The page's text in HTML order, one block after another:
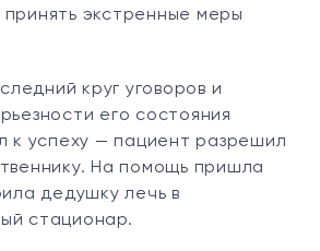
экстренные меры
круг уговоров и
его состояния
к успеху — пациент разрешил
На помощь пришла
дедушку лечь в
стационар.